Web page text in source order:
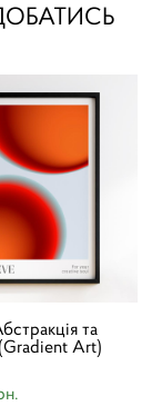
та
Art)